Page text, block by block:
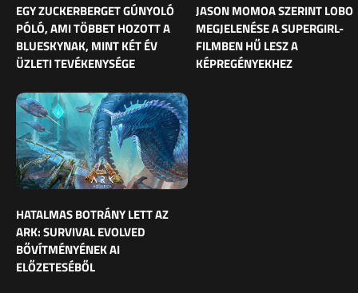
EGY ZUCKERBERGET GÚNYOLÓ
PÓLÓ, AMI TÖBBET HOZOTT A
BLUESKYNAK, MINT KÉT ÉV
ÜZLETI TEVÉKENYSÉGE
JASON MOMOA SZERINT LOBO
MEGJELENÉSE A SUPERGIRL-
FILMBEN HŰ LESZ A
KÉPREGÉNYEKHEZ
HATALMAS BOTRÁNY LETT AZ
ARK: SURVIVAL EVOLVED
BŐVÍTMÉNYÉNEK AI
ELŐZETESÉBŐL